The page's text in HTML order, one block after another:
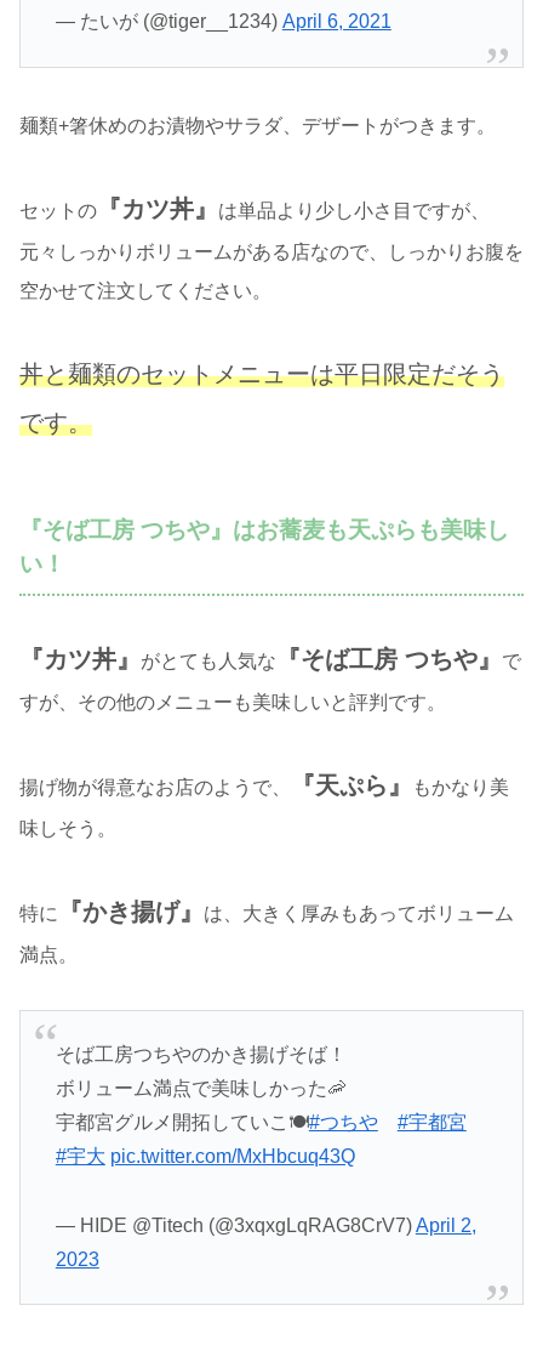
— たいが (@tiger__1234) April 6, 2021
麺類+箸休めのお漬物やサラダ、デザートがつきます。
セットの 『カツ丼』
は単品より少し小さ目ですが、
元々しっかりボリュームがある店なので、しっかりお腹を
空かせて注文してください。
丼と麺類のセットメニューは平日限定だそう
です。
『そば工房 つちや』はお蕎麦も天ぷらも美味し
い！
『カツ丼』 がとても人気な 『そば工房 つちや』
で
すが、その他のメニューも美味しいと評判です。
揚げ物が得意なお店のようで、 『天ぷら』
もかなり美
味しそう。
特に 『かき揚げ』
は、大きく厚みもあってボリューム
満点。
そば工房つちやのかき揚げそば！
ボリューム満点で美味しかった🦐
宇都宮グルメ開拓していこ🍽️#つちや
#宇都宮
#宇大 pic.twitter.com/MxHbcuq43Q
— HIDE @Titech (@3xqxgLqRAG8CrV7)April 2,
2023